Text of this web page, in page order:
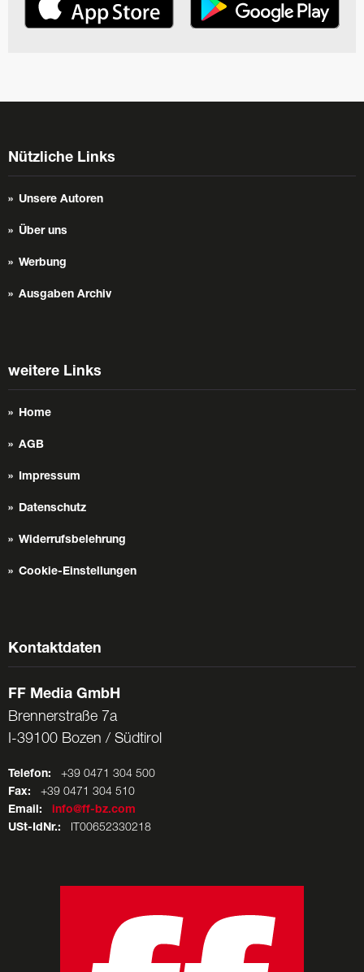
Nützliche Links
Unsere Autoren
Über uns
Werbung
Ausgaben Archiv
weitere Links
Home
AGB
Impressum
Datenschutz
Widerrufsbelehrung
Cookie-Einstellungen
Kontaktdaten
FF Media GmbH
Brennerstraße 7a
I-39100 Bozen / Südtirol
Telefon: +39 0471 304 500
Fax: +39 0471 304 510
Email:
info@ff-bz.com
USt-IdNr.: IT00652330218